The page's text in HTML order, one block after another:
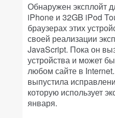
Обнаружен эксплойт
iPhone и 32GB iPod
браузерах этих
своей реализации
JavaScript. Пока он
устройства и может
любом сайте в
выпустила
которую использует
января.